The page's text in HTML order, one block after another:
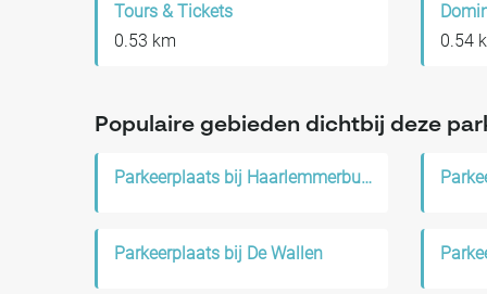
Tours & Tickets
0.53 km
0.54
Populaire gebieden dichtbij deze
Parkeerplaats bij Haarlemmerbuurt
Parkeerplaats bij De Wallen